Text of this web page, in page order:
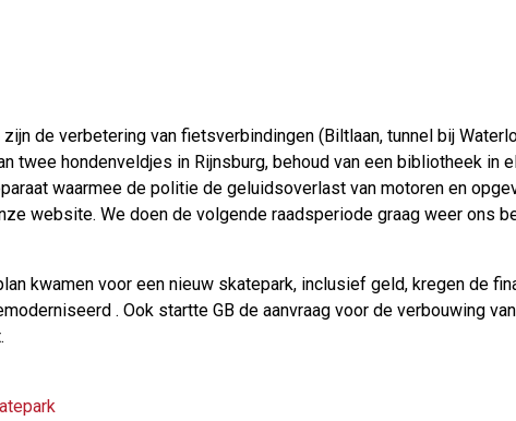
de verbetering van fietsverbindingen (Biltlaan, tunnel bij
twee hondenveldjes in Rijnsburg, behoud van een bibliotheek in
waarmee de politie de geluidsoverlast van motoren en
website. We doen de volgende raadsperiode graag weer ons
kwamen voor een nieuw skatepark, inclusief geld, kregen de
. Ook startte GB de aanvraag voor de verbouwing